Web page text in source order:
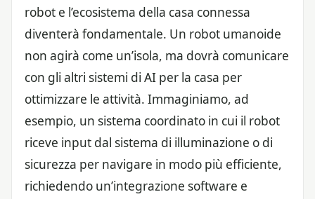
robot e l’ecosistema della casa connessa
diventerà fondamentale. Un robot umanoide
non agirà come un’isola, ma dovrà comunicare
con gli altri sistemi di AI per la casa per
ottimizzare le attività. Immaginiamo, ad
esempio, un sistema coordinato in cui il robot
riceve input dal sistema di illuminazione o di
sicurezza per navigare in modo più efficiente,
richiedendo un’integrazione software e